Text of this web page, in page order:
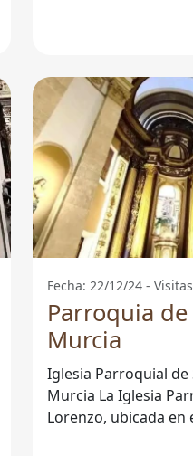
Fecha: 22/12/24 -
Parroquia
Murcia
Iglesia Parroquial de
Murcia La Iglesia Parroquial de San
Lorenzo, ubicada en